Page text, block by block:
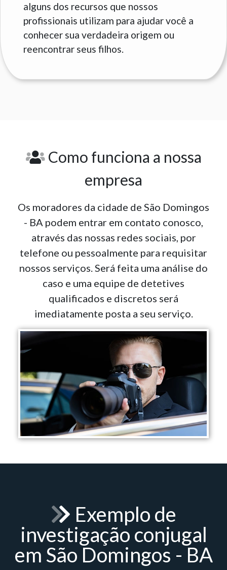
alguns dos recursos que nossos
profissionais utilizam para ajudar você a
conhecer sua verdadeira origem ou
reencontrar seus filhos.
Como funciona a nossa
empresa
Os moradores da cidade de São Domingos
- BA podem entrar em contato conosco,
através das nossas redes sociais, por
telefone ou pessoalmente para requisitar
nossos serviços. Será feita uma análise do
caso e uma equipe de detetives
qualificados e discretos será
imediatamente posta a seu serviço.
Exemplo de
investigação conjugal
em São Domingos - BA